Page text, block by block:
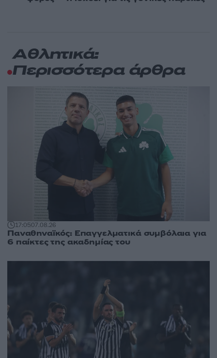
Αθλητικά:
Περισσότερα άρθρα
17:0507.08.26
Παναθηναϊκός: Επαγγελματικά συμβόλαια για
6 παίκτες της ακαδημίας του